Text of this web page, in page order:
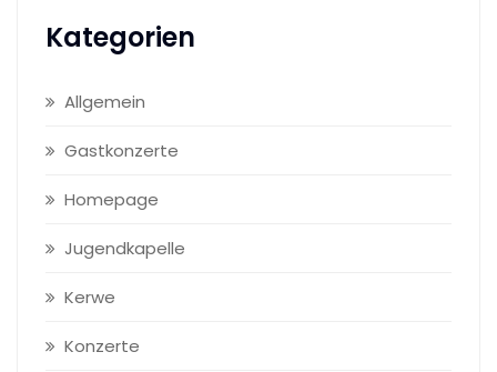
Kategorien
Allgemein
Gastkonzerte
Homepage
Jugendkapelle
Kerwe
Konzerte